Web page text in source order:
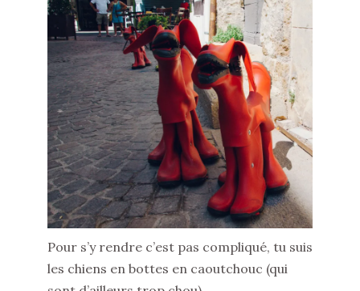
Pour s’y rendre c’est pas compliqué, tu suis
les chiens en bottes en caoutchouc (qui